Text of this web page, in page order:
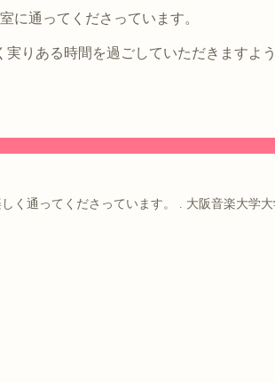
に通ってくださっています。
りある時間を過ごしていただきますよ
く通ってくださっています。 . 大阪音楽大学